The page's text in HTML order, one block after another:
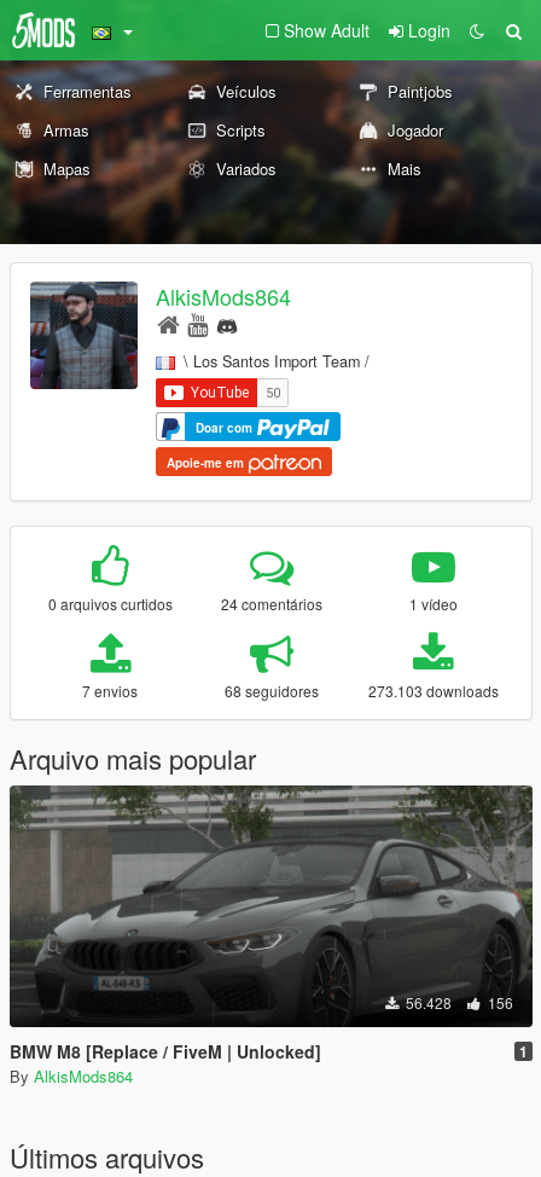
Show Adult Login
Ferramentas Veículos
Paintjobs
Armas
Scripts
Jogador
Mapas
Variados Mais
AlkisMods864
\ Los Santos Import Team /
Doar com
Apoie-me em
0 arquivos curtidos 24 comentários 1 vídeo
7 envios 68 seguidores 273.103 downloads
Arquivo mais popular
56.428 156
BMW M8 [Replace / FiveM | Unlocked] 1
By AlkisMods864
Últimos arquivos